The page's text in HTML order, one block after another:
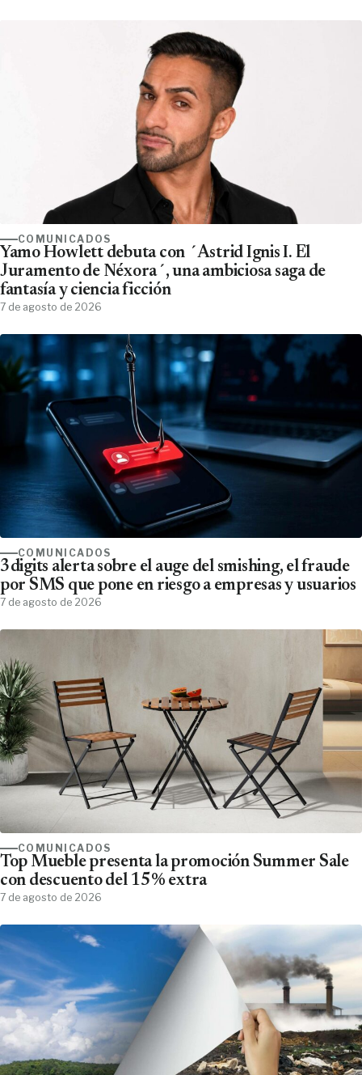
COMUNICADOS
Yamo Howlett debuta con ´Astrid Ignis I. El
Juramento de Néxora´, una ambiciosa saga de
fantasía y ciencia ficción
7 de agosto de 2026
COMUNICADOS
3digits alerta sobre el auge del smishing, el fraude
por SMS que pone en riesgo a empresas y usuarios
7 de agosto de 2026
COMUNICADOS
Top Mueble presenta la promoción Summer Sale
con descuento del 15% extra
7 de agosto de 2026